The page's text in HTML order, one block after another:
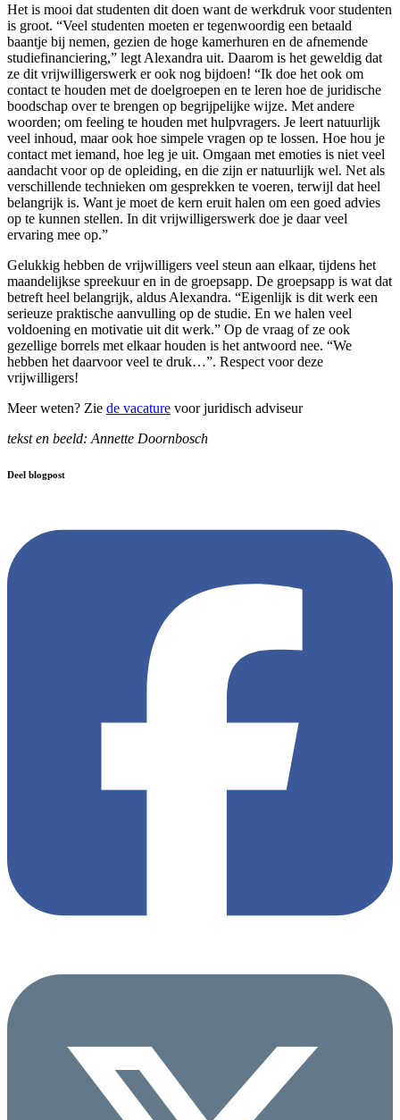
Het is mooi dat studenten dit doen want de werkdruk voor studenten
is groot. “Veel studenten moeten er tegenwoordig een betaald
baantje bij nemen, gezien de hoge kamerhuren en de afnemende
studiefinanciering,” legt Alexandra uit. Daarom is het geweldig dat
ze dit vrijwilligerswerk er ook nog bijdoen! “Ik doe het ook om
contact te houden met de doelgroepen en te leren hoe de juridische
boodschap over te brengen op begrijpelijke wijze. Met andere
woorden; om feeling te houden met hulpvragers. Je leert natuurlijk
veel inhoud, maar ook hoe simpele vragen op te lossen. Hoe hou je
contact met iemand, hoe leg je uit. Omgaan met emoties is niet veel
aandacht voor op de opleiding, en die zijn er natuurlijk wel. Net als
verschillende technieken om gesprekken te voeren, terwijl dat heel
belangrijk is. Want je moet de kern eruit halen om een goed advies
op te kunnen stellen. In dit vrijwilligerswerk doe je daar veel
ervaring mee op.”
Gelukkig hebben de vrijwilligers veel steun aan elkaar, tijdens het
maandelijkse spreekuur en in de groepsapp. De groepsapp is wat dat
betreft heel belangrijk, aldus Alexandra. “Eigenlijk is dit werk een
serieuze praktische aanvulling op de studie. En we halen veel
voldoening en motivatie uit dit werk.” Op de vraag of ze ook
gezellige borrels met elkaar houden is het antwoord nee. “We
hebben het daarvoor veel te druk…”. Respect voor deze
vrijwilligers!
Meer weten? Zie de vacature voor juridisch adviseur
tekst en beeld: Annette Doornbosch
Deel blogpost